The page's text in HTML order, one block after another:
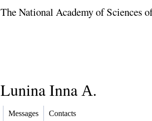
The National Academy of Sciences
Lunina Inna А.
Messages Contacts